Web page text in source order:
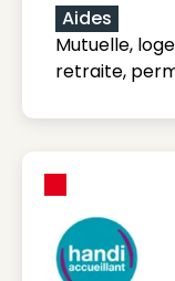
Aides
Mutuelle,
retraite,